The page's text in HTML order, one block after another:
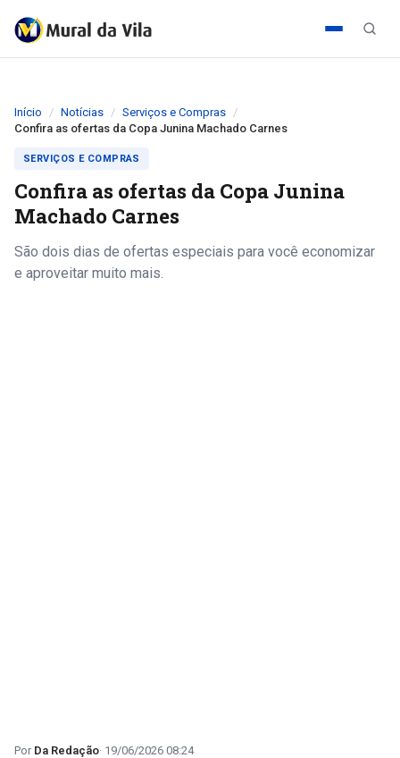
Início Notícias
Serviços e Compras
Confira as ofertas da Copa Junina Machado Carnes
SERVIÇOS E COMPRAS
Confira as ofertas da Copa Junina
Machado Carnes
São dois dias de ofertas especiais para você economizar
e aproveitar muito mais.
Da Redação 19/06/2026 08:24